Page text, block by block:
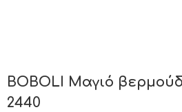
BOBOLI Μαγιό
2440